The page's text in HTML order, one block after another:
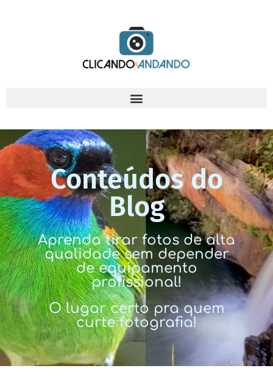
Conteúdos do
Blog
Aprenda tirar fotos de alta
qualidade sem depender
de equipamento
profissional!
O lugar certo pra quem
curte fotografia!